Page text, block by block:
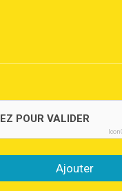
POUR VALIDER
Ajouter